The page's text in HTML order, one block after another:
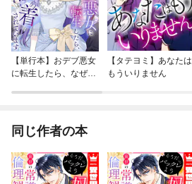
【単行本】おデブ悪女
に転生したら、なぜか
【タテヨミ】あなたは
もういりません
同じ作者の本